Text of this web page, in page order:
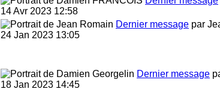
14 Avr 2023 12:58
Dernier message par
24 Jan 2023 13:05
Dernier message
18 Jan 2023 14:45